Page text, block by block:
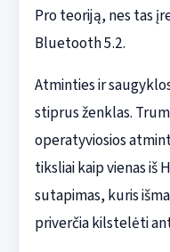
Pro teoriją, nes tas
Bluetooth 5.2.
Atminties ir
stiprus ženklas.
operatyviosios
tiksliai kaip vienas iš
sutapimas, kuris
priverčia kilstelėti